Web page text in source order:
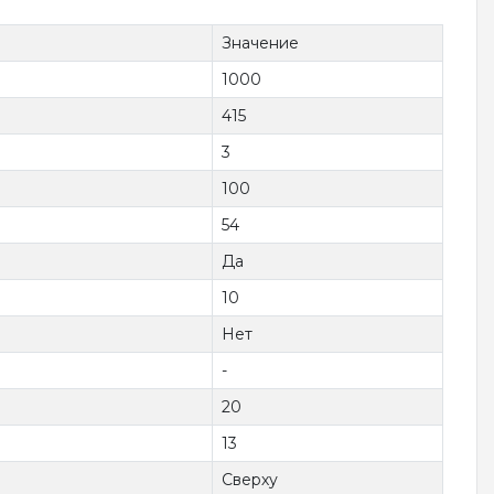
Значение
1000
415
3
100
54
Да
10
Нет
-
20
13
Сверху